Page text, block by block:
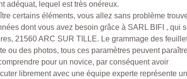
adéquat, lequel est très onéreux.
certains éléments, vous allez sans problème
dont vous avez besoin grâce à SARL BIFI , qui
21560 ARC SUR TILLE. Le grammage des
ou des photos, tous ces paramètres peuvent
pour un novice, par conséquent avoir
librement avec une équipe experte représente un